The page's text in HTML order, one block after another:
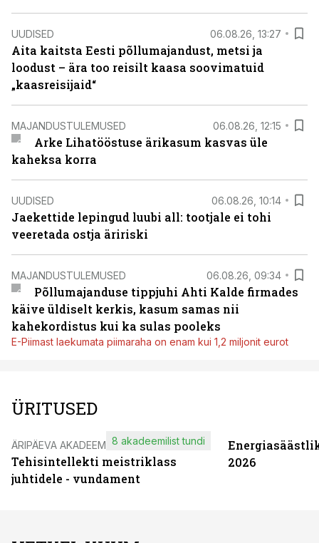
UUDISED 06.08.26, 13:27
Aita kaitsta Eesti põllumajandust, metsi ja
loodust – ära too reisilt kaasa soovimatuid
„kaasreisijaid“
MAJANDUSTULEMUSED 06.08.26, 12:15
Arke Lihatööstuse ärikasum kasvas üle
kaheksa korra
UUDISED 06.08.26, 10:14
Jaekettide lepingud luubi all: tootjale ei tohi
veeretada ostja äririski
MAJANDUSTULEMUSED 06.08.26, 09:34
Põllumajanduse tippjuhi Ahti Kalde firmades
käive üldiselt kerkis, kasum samas nii
kahekordistus kui ka sulas pooleks
E-Piimast laekumata piimaraha on enam kui 1,2 miljonit eurot
ÜRITUSED
ÄRIPÄEVA AKADEEMIA
Tehisintellekti meistriklass
juhtidele - vundament
8 akadeemilist tundi
2026